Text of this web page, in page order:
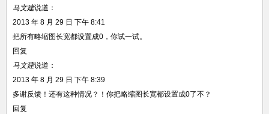
马文建说道：
2013 年 8 月 29 日 下午 8:41
把所有略缩图长宽都设置成0，你试一试。
回复
马文建说道：
2013 年 8 月 29 日 下午 8:39
多谢反馈！还有这种情况？！你把略缩图长宽都设置成0了不？
回复